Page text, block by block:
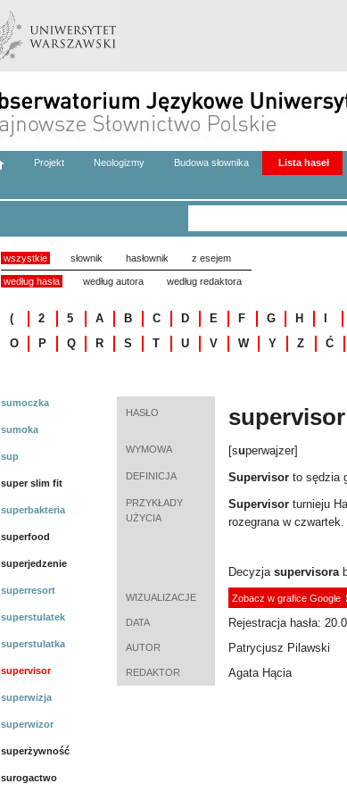
Projekt Neologizmy Budowa słownika Lista haseł
wszystkie słownik hasłownik z esejem
według hasła według autora według redaktora
( 2 5 A B C D E F G H
O
P Q R S T U V W Y Z Ć
sumoczka
sumoka
sup
super slim fit
superbakteria
superfood
superjedzenie
superresort
superstulatek
superstulatka
supervisor
superwizja
superwizor
superżywność
surogactwo
HASŁO supervisor
WYMOWA [superwajzer]
DEFINICJA Supervisorto sędzia
PRZYKŁADY
UŻYCIA
Supervisorturnieju
rozegrana w czwartek.
Decyzja supervisora
WIZUALIZACJE Zobacz w grafice Google
DATA Rejestracja hasła:
AUTOR Patrycjusz Pilawski
REDAKTOR Agata Hącia